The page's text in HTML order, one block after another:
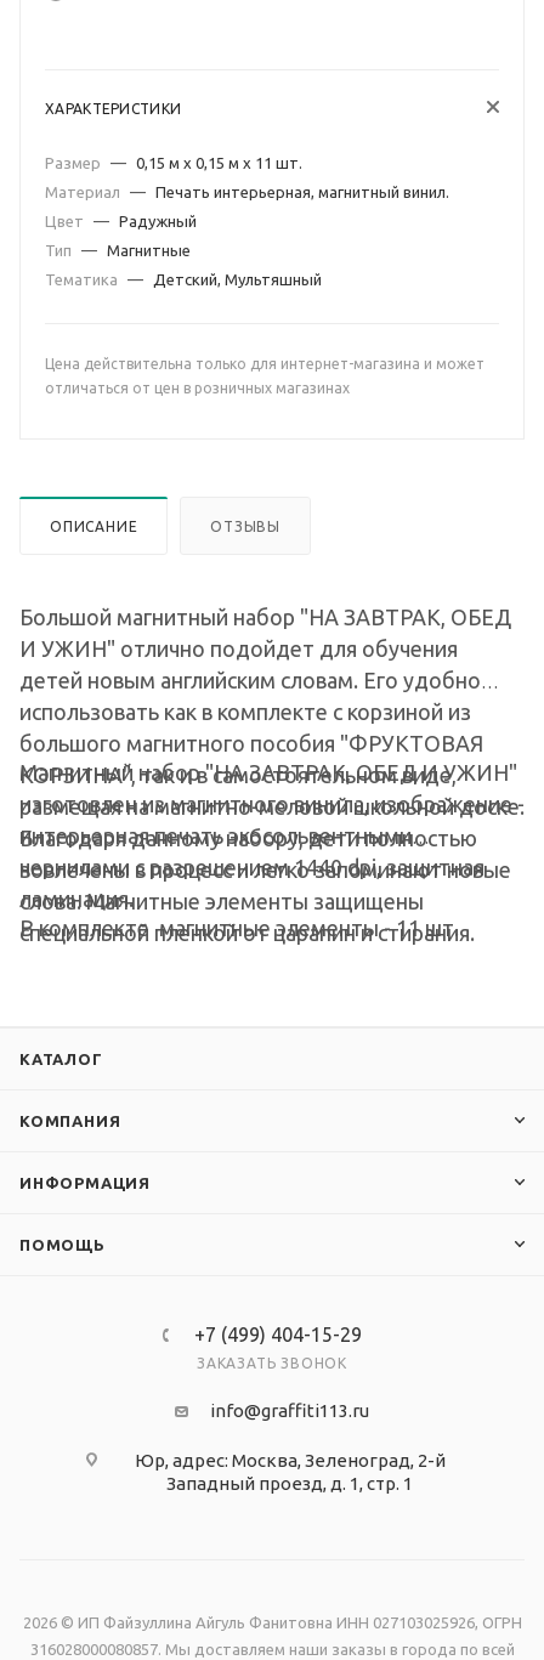
ХАРАКТЕРИСТИКИ
Размер — 0,15 м х 0,15 м х 11 шт.
Материал
— Печать интерьерная, магнитный винил.
Цвет
— Радужный
Тип
— Магнитные
Тематика
— Детский, Мультяшный
Цена действительна только для интернет-магазина и может
отличаться от цен в розничных магазинах
ОПИСАНИЕ ОТЗЫВЫ
Большой магнитный набор "НА ЗАВТРАК, ОБЕД
И УЖИН" отлично подойдет для обучения
детей новым английским словам. Его удобно
использовать как в комплекте с корзиной из
большого магнитного пособия "ФРУКТОВАЯ
КОРЗИНА", так и в самостоятельном виде,
размещая на магнитно-меловой школьной доске.
Благодаря данному набору, дети полностью
вовлечены в процесс и легко запоминают новые
слова. Магнитные элементы защищены
специальной пленкой от царапин и стирания.
Магнитный набор "НА ЗАВТРАК, ОБЕД И УЖИН"
изготовлен из магнитного винила, изображение -
интерьерная печать экосольвентными
чернилами с разрешением 1440 dpi, защитная
ламинация.
В комплекте магнитные элементы - 11 шт.
КАТАЛОГ
КОМПАНИЯ
ИНФОРМАЦИЯ
ПОМОЩЬ
+7 (499) 404-15-29
ЗАКАЗАТЬ ЗВОНОК
info@graffiti113.ru
Юр, адрес: Москва, Зеленоград, 2-й
Западный проезд, д. 1, стр. 1
2026 © ИП Файзуллина Айгуль Фанитовна ИНН 027103025926, ОГРН
316028000080857. Мы доставляем наши заказы в города по всей